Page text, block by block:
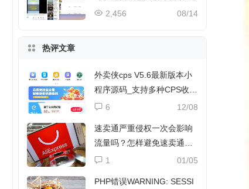
件
08/14
2,456
热评文章
外卖侠cps V5.6最新版本小
程序源码_支持多种CPS收益
和流量主收益
12/08
6
速卖通严重侵权一次会影响
流量吗？怎样避免速卖通侵
权？
01/05
1
PHP错误WARNING: SESSI